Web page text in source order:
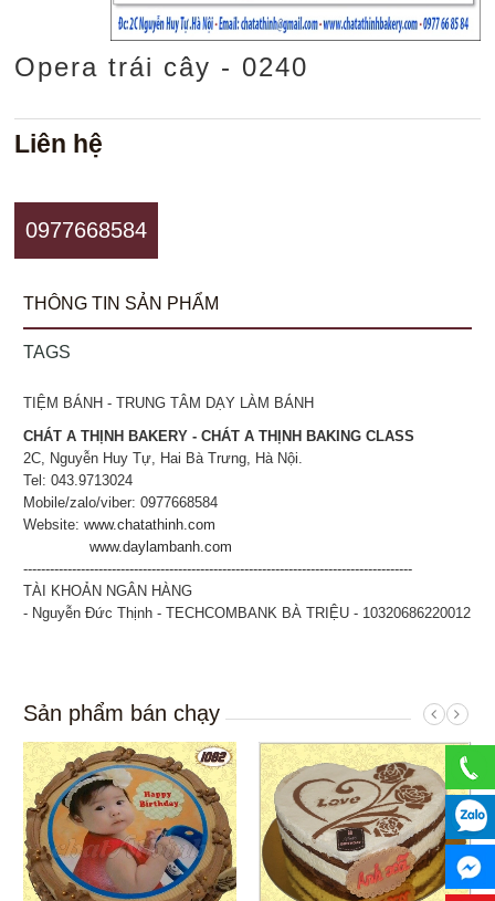
Opera trái cây - 0240
Liên hệ
0977668584
THÔNG TIN SẢN PHẨM
TAGS
TIỆM BÁNH - TRUNG TÂM DẠY LÀM BÁNH
CHÁT A THỊNH BAKERY - CHÁT A THỊNH BAKING CLASS
2C, Nguyễn Huy Tự, Hai Bà Trưng, Hà Nội.
Tel: 043.9713024
Mobile/zalo/viber: 0977668584
Website:www.chatathinh.com
www.daylambanh.com
----------------------------------------------------------------------------------------
TÀI KHOẢN NGÂN HÀNG
- Nguyễn Đức Thịnh - TECHCOMBANK BÀ TRIỆU - 10320686220012
Sản phẩm bán chạy